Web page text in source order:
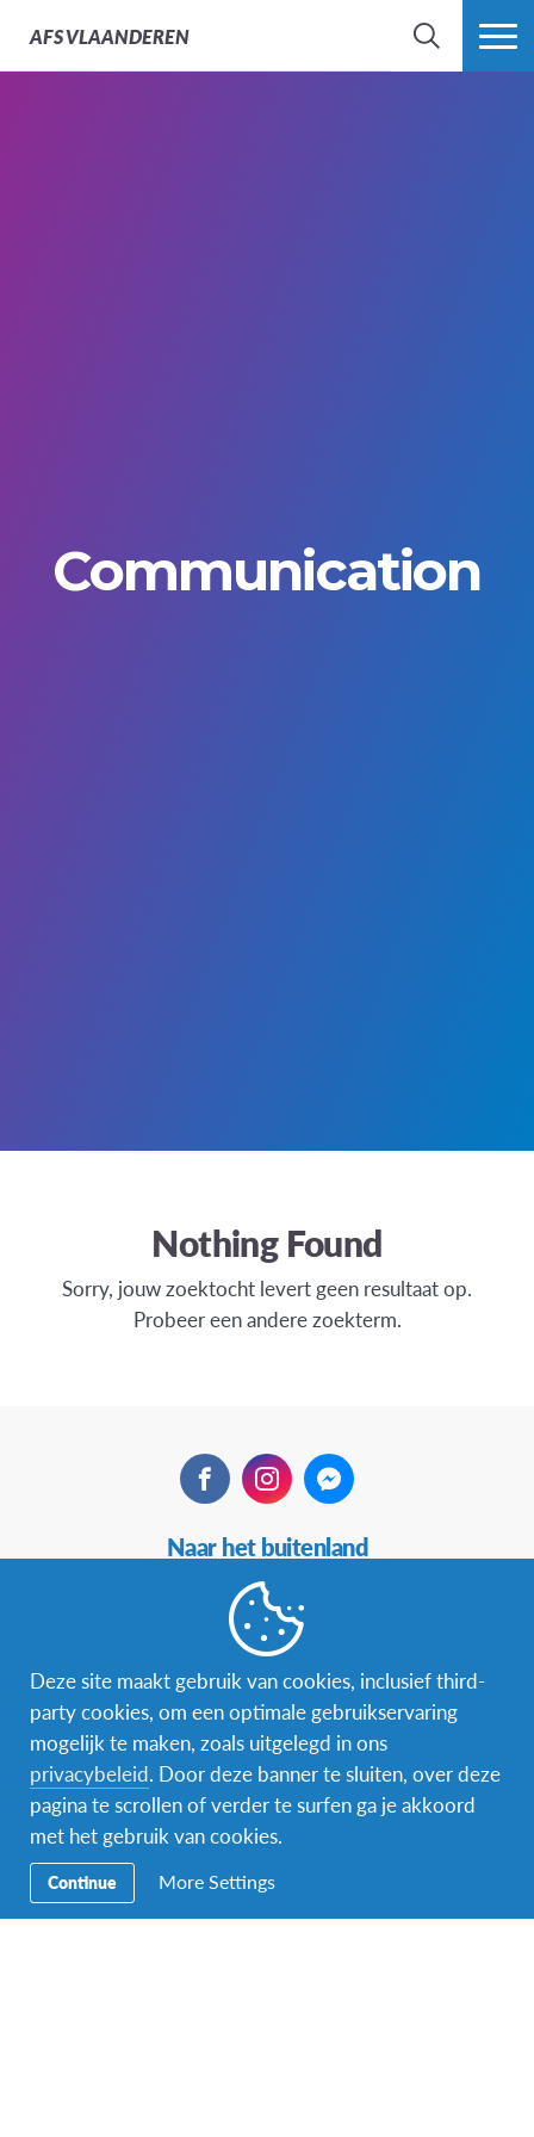
AFSVLAANDEREN
ZOEK MEER
Communication
Nothing Found
Sorry, jouw zoektocht levert geen resultaat op.
Probeer een andere zoekterm.
FacebookInstagramMessenger
Navigatie
Naar het buitenland
Word gastgezin
Vrijwilliger bij AFS
Ons educatieve aanbod
Aanmelden bij AFS
Contact
Deze site maakt gebruik van cookies, inclusief third-
party cookies, om een optimale gebruikservaring
mogelijk te maken, zoals uitgelegd in ons
privacybeleid. Door deze banner te sluiten, over deze
pagina te scrollen of verder te surfen ga je akkoord
met het gebruik van cookies.
Continue More Settings